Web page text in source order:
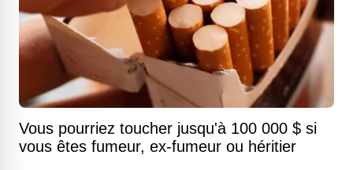
Vous pourriez toucher jusqu'à 100 000 $ si
vous êtes fumeur, ex-fumeur ou héritier